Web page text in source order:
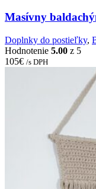
Masívny
Doplnky do postieľky,
Hodnotenie 5.00 z 5
105€ /s DPH